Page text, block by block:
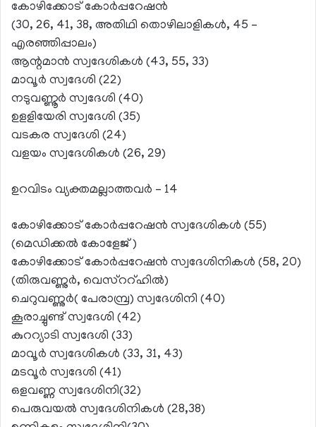
കോഴിക്കോട് കോര്‍പ്പറേഷന്‍
(30, 26, 41, 38, അതിഥി തൊഴിലാളികള്‍, 45 –
എരഞ്ഞിപ്പാലം)
ആന്റമാന്‍ സ്വദേശികള്‍ (43, 55, 33)
മാവൂര്‍ സ്വദേശി (22)
നടുവണ്ണൂര്‍ സ്വദേശി (40)
ഉളളിയേരി സ്വദേശി (35)
വടകര സ്വദേശി (24)
വളയം സ്വദേശികള്‍ (26, 29)
ഉറവിടം വ്യക്തമല്ലാത്തവര്‍ – 14
കോഴിക്കോട് കോര്‍പ്പറേഷന്‍ സ്വദേശികള്‍ (55)
(മെഡിക്കല്‍ കോളേജ്)
കോഴിക്കോട് കോര്‍പ്പറേഷന്‍ സ്വദേശിനികള്‍ (58, 20)
(തിരുവണ്ണുര്‍, വെസ്ററ്ഹില്‍)
ചെറുവണ്ണുര്‍( പേരാമ്പ്ര) സ്വദേശിനി (40)
കൂരാച്ചുണ്ട് സ്വദേശി (42)
കുററ്യാടി സ്വദേശി (33)
മാവൂര്‍ സ്വദേശികള്‍ (33, 31, 43)
മടവൂര്‍ സ്വദേശി (41)
ഒളവണ്ണ സ്വദേശിനി(32)
പെരുവയല്‍ സ്വദേശിനികള്‍ (28,38)